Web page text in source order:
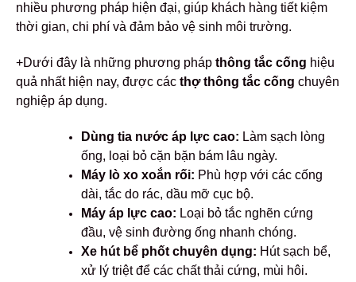
nhiều phương pháp hiện đại, giúp khách hàng tiết kiệm
thời gian, chi phí và đảm bảo vệ sinh môi trường.
+Dưới đây là những phương pháp thông tắc cống hiệu
quả nhất hiện nay, được các thợ thông tắc cống chuyên
nghiệp áp dụng.
Dùng tia nước áp lực cao: Làm sạch lòng
ống, loại bỏ cặn bặn bám lâu ngày.
Máy lò xo xoắn rối: Phù hợp với các cống
dài, tắc do rác, dầu mỡ cục bộ.
Máy áp lực cao: Loại bỏ tắc nghẽn cứng
đầu, vệ sinh đường ống nhanh chóng.
Xe hút bể phốt chuyên dụng: Hút sạch bể,
xử lý triệt để các chất thải cứng, mùi hôi.